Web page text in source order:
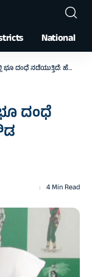
National
ನಡೆಯುತ್ತಿದೆ: ಹೆಚ್.ಡಿ ದೇವೇಗೌಡ
ದಂಧೆ
4 Min Read